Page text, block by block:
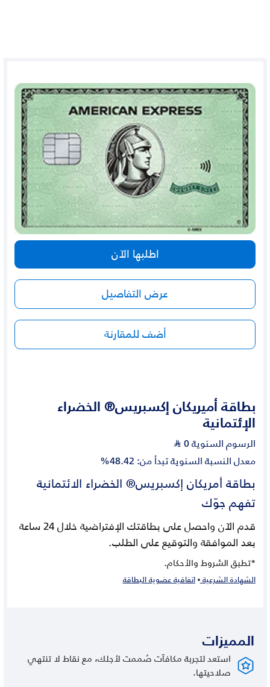
اطلبها الآن
عرض التفاصيل
أضف للمقارنة
بطاقة أميريكان إكسبريس® الخضراء
الإئتمانية
الرسوم السنوية Ʀ 0
معدل النسبة السنوية تبدأ من: 48.42%
بطاقة أمريكان إكسبريس® الخضراء الائتمانية
تفهم جوّك
قدم الآن واحصل على بطاقتك الإفتراضية خلال 24 ساعة
بعد الموافقة والتوقيع على الطلب.
*تطبق الشروط والأحكام.
الشهادة الشرعية اتفاقية عضوية البطاقة
المميزات
استعد لتجربة مكافآت صُممت لأجلك، مع نقاط لا تنتهي
صلاحيتها.